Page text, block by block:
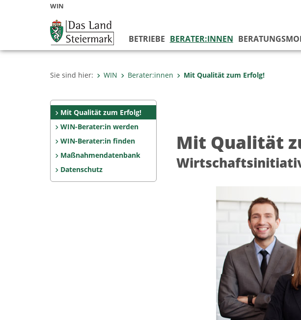
WIN
BETRIEBE BERATER:INNEN
Sie sind hier: WIN Berater:innen Mit Qualität zum Erfolg!
Mit Qualität zum Erfolg!
WIN-Berater:in werden
WIN-Berater:in finden
Maßnahmendatenbank
Datenschutz
Mit Qualität